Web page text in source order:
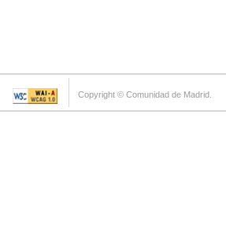
Copyright © Comunidad de Madrid.